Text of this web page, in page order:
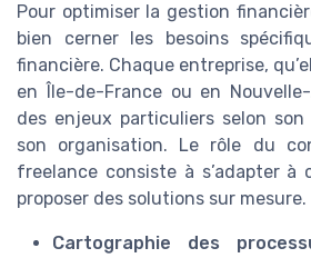
Pour optimiser la gestion
bien cerner les besoins
financière. Chaque entreprise,
en Île-de-France ou en
des enjeux particuliers selon
son organisation. Le rôle du
freelance consiste à s’adapter à
proposer des solutions sur mesure.
Cartographie des